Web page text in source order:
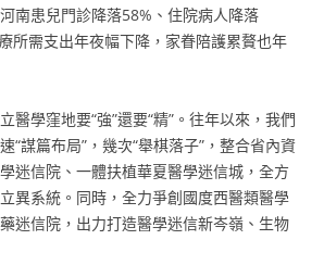
南患兒門診降落58%、住院病人降落
所需支出年夜幅下降，家眷陪護累贅也年
醫學窪地要“強”還要“精”。往年以來，我們
“謀篇布局”，幾次“舉棋落子”，整合省內資
迷信院、一體扶植華夏醫學迷信城，全方
異系統。同時，全力爭創國度西醫類醫學
迷信院，出力打造醫學迷信新岑嶺、生物